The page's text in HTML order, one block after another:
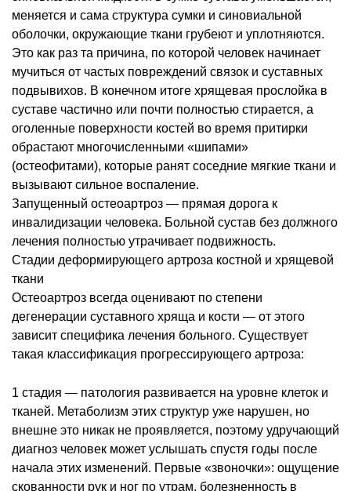
меняется и сама структура сумки и синовиальной
оболочки, окружающие ткани грубеют и уплотняются.
Это как раз та причина, по которой человек начинает
мучиться от частых повреждений связок и суставных
подвывихов. В конечном итоге хрящевая прослойка в
суставе частично или почти полностью стирается, а
оголенные поверхности костей во время притирки
обрастают многочисленными «шипами»
(остеофитами), которые ранят соседние мягкие ткани и
вызывают сильное воспаление.
Запущенный остеоартроз — прямая дорога к
инвалидизации человека. Больной сустав без должного
лечения полностью утрачивает подвижность.
Стадии деформирующего артроза костной и хрящевой
ткани
Остеоартроз всегда оценивают по степени
дегенерации суставного хряща и кости — от этого
зависит специфика лечения больного. Существует
такая классификация прогрессирующего артроза:
1 стадия — патология развивается на уровне клеток и
тканей. Метаболизм этих структур уже нарушен, но
внешне это никак не проявляется, поэтому удручающий
диагноз человек может услышать спустя годы после
начала этих изменений. Первые «звоночки»: ощущение
скованности рук и ног по утрам, болезненность в